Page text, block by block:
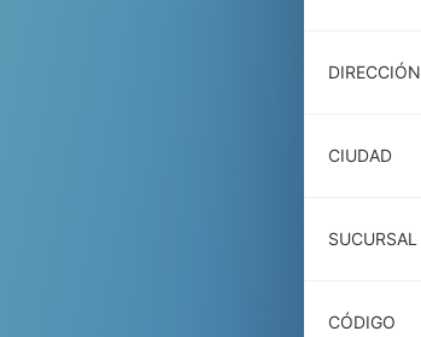
DIRECCIÓN
CIUDAD
SUCURSAL
CÓDIGO